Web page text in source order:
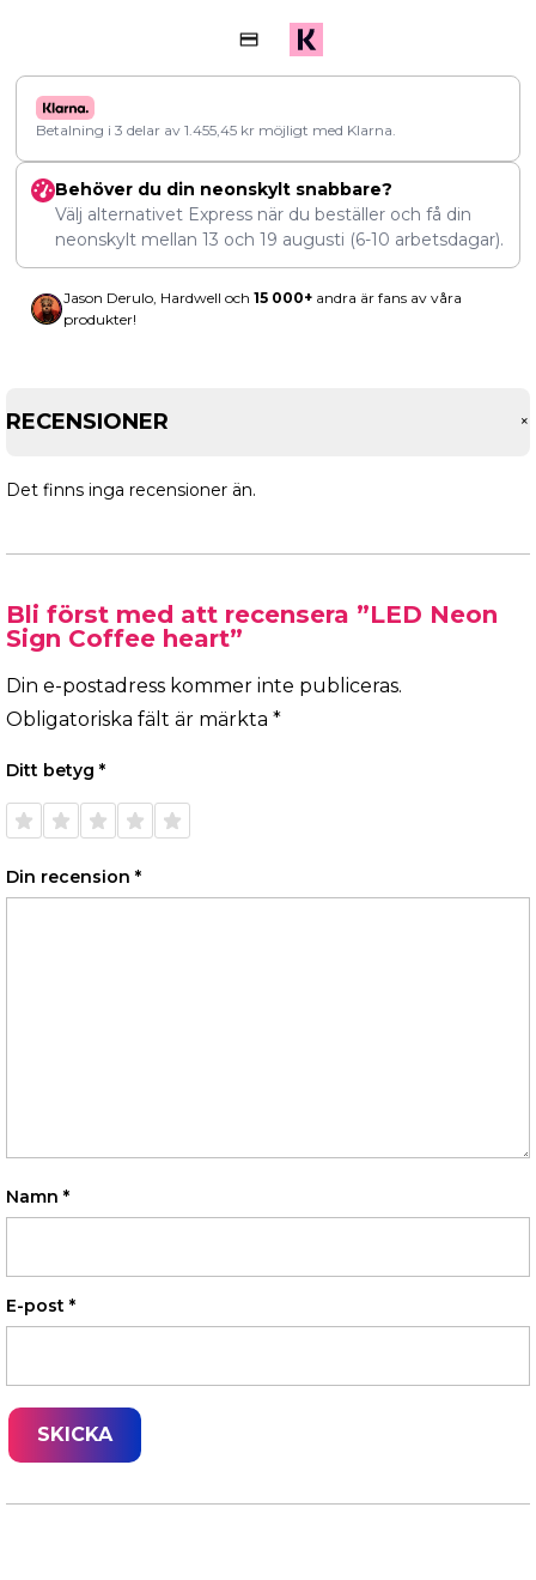
Betalning i 3 delar av 1.455,45 kr möjligt med Klarna.
Behöver du din neonskylt snabbare?
Välj alternativet Express när du beställer och få din
neonskylt mellan 13 och 19 augusti (6-10 arbetsdagar).
Jason Derulo, Hardwell och 15 000+ andra är fans av våra
produkter!
RECENSIONER +
Det finns inga recensioner än.
Bli först med att recensera ”LED Neon
Sign Coffee heart”
Din e-postadress kommer inte publiceras.
Obligatoriska fält är märkta *
Ditt betyg *
1 av 5
stjärnor
2 av 5
stjärnor
3 av 5
stjärnor
4 av 5
stjärnor
5 av 5
stjärnor
Din recension *
Namn *
E-post *